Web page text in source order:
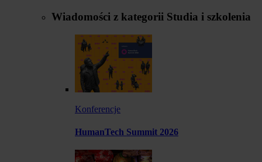
Wiadomości z kategorii Studia i szkolenia
Konferencje
HumanTech Summit 2026